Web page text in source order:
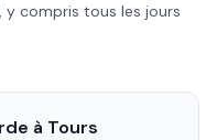
, y compris tous les jours
à Tours